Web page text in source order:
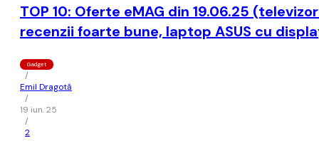
TOP 10: Oferte eMAG din 19.06.25
recenzii foarte bune, laptop ASUS cu
Gadget
/
Emil Dragotă
/
19 iun. 25
/
2